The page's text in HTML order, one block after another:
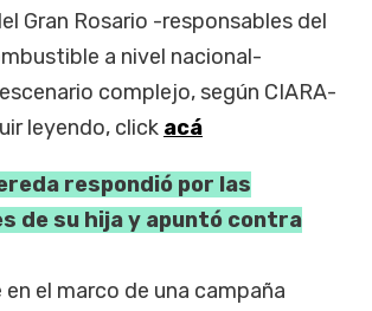
Gran Rosario -responsables del
a nivel nacional-
complejo, según CIARA-
leyendo, click acá
respondió por las
de su hija y apuntó contra
el marco de una campaña